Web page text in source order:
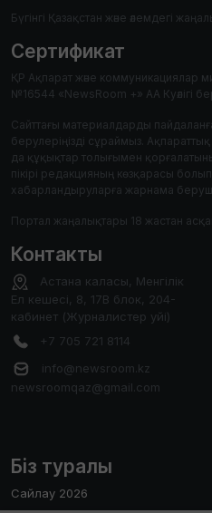
Бүгінгі Қазақстан және әлемдегі
Сертификат
ҚР Ақпарат және коммуникациялар
№16544 «NewsRoom +» АА Куәлігі
Сайттағы материалдарды
берулеріңізді сұраймыз.
да құқықтар толығымен
пікірі редакцияның көзқарасы
хабарландыруларға жарнама
Портал жаңалықтары 18 жастан
Контакты
Астана каласы, Менгілік
Ел кешесі, 8, 17В блок, 204-
кабинет (Журналистер уйі)
+7 705 721 8114
info@newsroom.kz
newsroomqaz@gmail.com
Біз туралы
Сайлау 2026